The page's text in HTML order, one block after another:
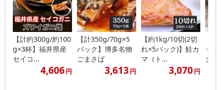
【計約300g/約100
g×3杯】福井県産
セイコ...
4,606円
【計350g/70g×5
パック】博多名物
ごまさば
3,613円
【約1kg/10切(2切
れ×5パック)】鮭カ
マ（ト...
3,070円
ッ
ク